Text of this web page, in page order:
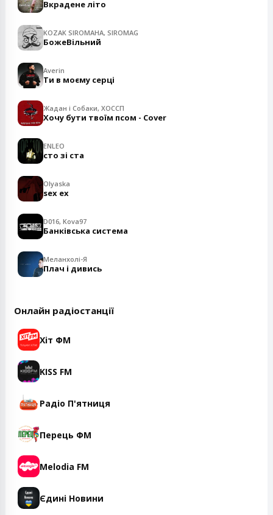
Вкрадене літо
KOZAK SIROMAHA, SIROMAG
БожеВільний
Averin
Ти в моєму серці
Жадан і Собаки, ХОССП
Хочу бути твоїм псом - Cover
ENLEO
сто зі ста
Olyaska
sex ex
D016, Kova97
Банківська система
Меланхолі-Я
Плач і дивись
Онлайн радіостанції
Хіт ФМ
KISS FM
Радіо П'ятниця
Перець ФМ
Melodia FM
Єдині Новини